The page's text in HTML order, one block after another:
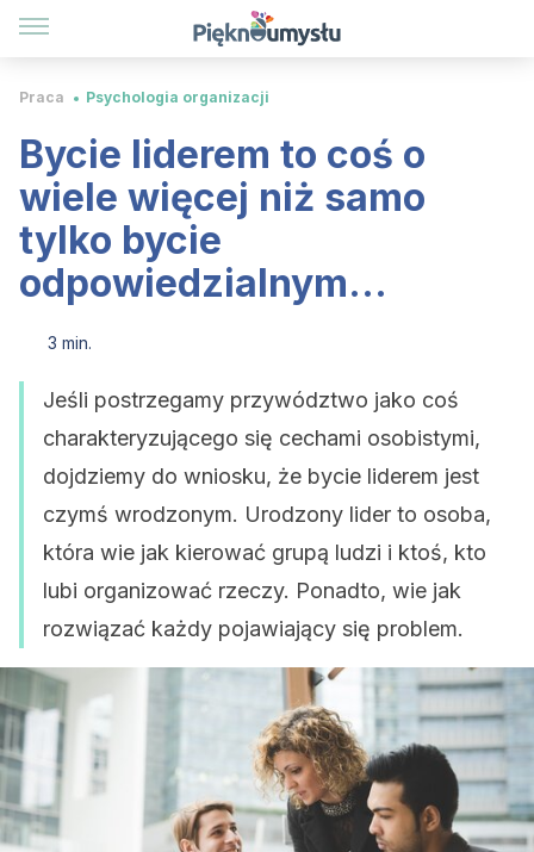
Praca Psychologia organizacji
Bycie liderem to coś o
wiele więcej niż samo
tylko bycie
odpowiedzialnym...
3 min.
Jeśli postrzegamy przywództwo jako coś
charakteryzującego się cechami osobistymi,
dojdziemy do wniosku, że bycie liderem jest
czymś wrodzonym. Urodzony lider to osoba,
która wie jak kierować grupą ludzi i ktoś, kto
lubi organizować rzeczy. Ponadto, wie jak
rozwiązać każdy pojawiający się problem.